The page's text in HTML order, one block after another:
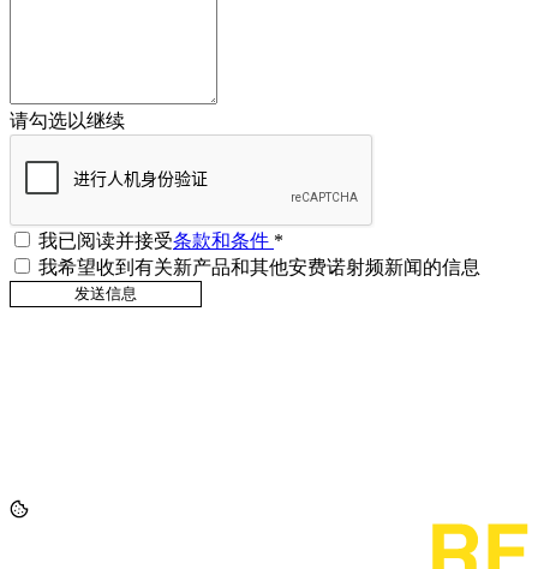
请勾选以继续
我已阅读并接受条款和条件 *
我希望收到有关新产品和其他安费诺射频新闻的信息